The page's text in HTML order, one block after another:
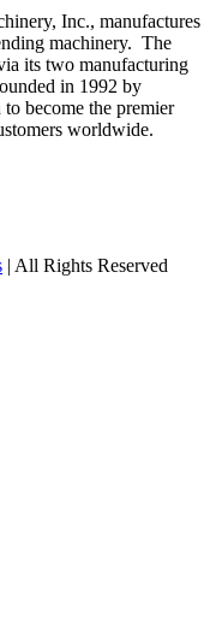
Inc., manufactures
machinery. The
its two manufacturing
in 1992 by
become the premier
worldwide.
| All Rights Reserved